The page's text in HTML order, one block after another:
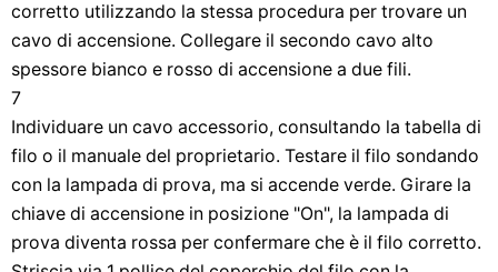
corretto utilizzando la stessa procedura per trovare un
cavo di accensione. Collegare il secondo cavo alto
spessore bianco e rosso di accensione a due fili.
7
Individuare un cavo accessorio, consultando la tabella di
filo o il manuale del proprietario. Testare il filo sondando
con la lampada di prova, ma si accende verde. Girare la
chiave di accensione in posizione "On", la lampada di
prova diventa rossa per confermare che è il filo corretto.